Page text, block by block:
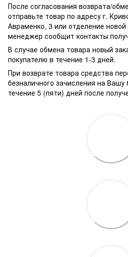
После согласования возврата/
отправьте товар по адресу г.
Авраменко, 3 или отделение
менеджер сообщит контакты
В случае обмена товара новый
покупателю в течение 1-3 дней.
При возврате товара средства
безналичного зачисления на Вашу
течение 5 (пяти) дней после